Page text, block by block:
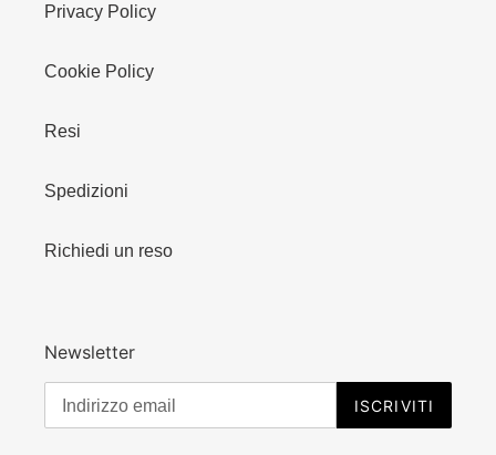
Privacy Policy
Cookie Policy
Resi
Spedizioni
Richiedi un reso
Newsletter
ISCRIVITI